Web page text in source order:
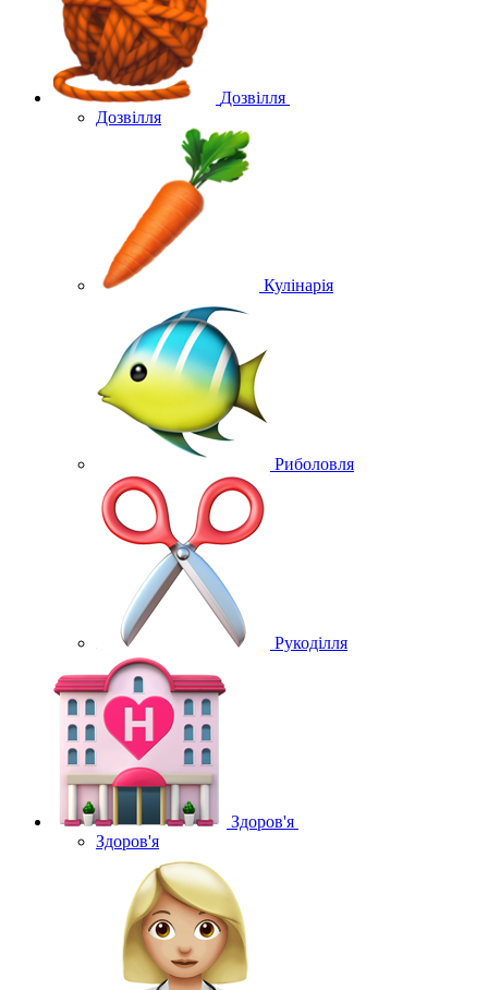
Дозвілля
Дозвілля
Кулінарія
Риболовля
Рукоділля
Здоров'я
Здоров'я